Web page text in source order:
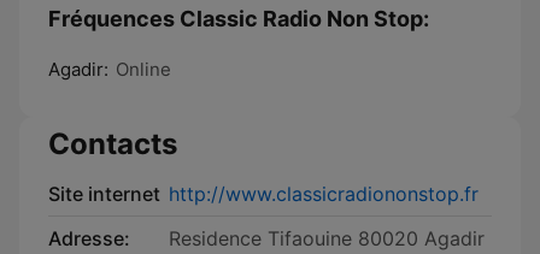
Fréquences Classic Radio Non Stop:
Agadir: Online
Contacts
Site internet http://www.classicradiononstop.fr
Adresse:
Residence Tifaouine 80020 Agadir